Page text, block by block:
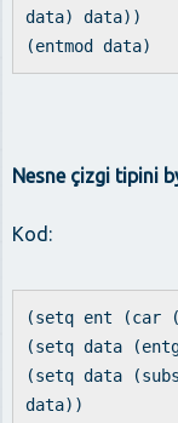
data) data))
(entmod data)
Nesne çizgi tipini
Kod:
(setq ent (car
(setq data
(setq data
data))